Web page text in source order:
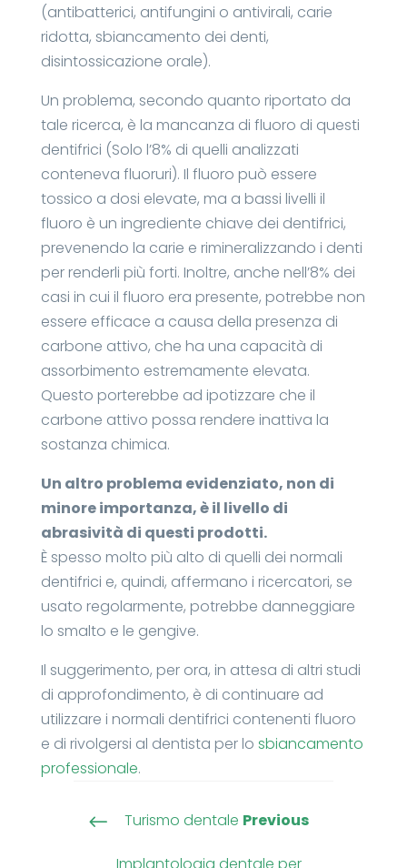
(antibatterici, antifungini o antivirali, carie
ridotta, sbiancamento dei denti,
disintossicazione orale).
Un problema, secondo quanto riportato da
tale ricerca, è la mancanza di fluoro di questi
dentifrici (Solo l’8% di quelli analizzati
conteneva fluoruri). Il fluoro può essere
tossico a dosi elevate, ma a bassi livelli il
fluoro è un ingrediente chiave dei dentifrici,
prevenendo la carie e rimineralizzando i denti
per renderli più forti. Inoltre, anche nell’8% dei
casi in cui il fluoro era presente, potrebbe non
essere efficace a causa della presenza di
carbone attivo, che ha una capacità di
assorbimento estremamente elevata.
Questo porterebbe ad ipotizzare che il
carbone attivo possa rendere inattiva la
sostanza chimica.
Un altro problema evidenziato, non di
minore importanza, è il livello di
abrasività di questi prodotti.
È spesso molto più alto di quelli dei normali
dentifrici e, quindi, affermano i ricercatori, se
usato regolarmente, potrebbe danneggiare
lo smalto e le gengive.
Il suggerimento, per ora, in attesa di altri studi
di approfondimento, è di continuare ad
utilizzare i normali dentifrici contenenti fluoro
e di rivolgersi al dentista per lo sbiancamento
professionale.
# Turismo dentale Previous
Implantologia dentale per